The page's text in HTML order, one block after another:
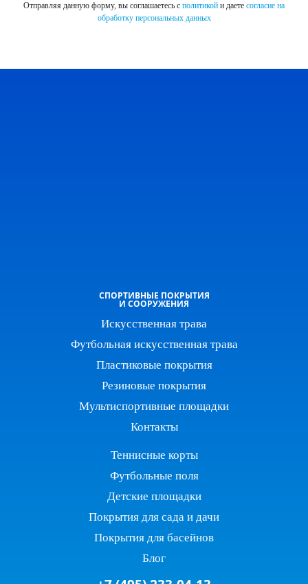
Отправляя данную форму, вы соглашаетесь с политикой и даете согласие на
обработку персональных данных
СПОРТИВНЫЕ ПОКРЫТИЯ
И СООРУЖЕНИЯ
Искусственная трава
Футбольная искусственная трава
Пластиковые покрытия
Резиновые покрытия
Мультиспортивные площадки
Контакты
Теннисные корты
Футбольные поля
Детские площадки
Покрытия для сада и дачи
Покрытия для басейнов
Блог